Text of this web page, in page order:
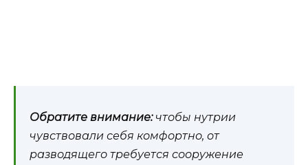
Обратите внимание:чтобы нутрии
чувствовали себя комфортно, от
разводящего требуется сооружение